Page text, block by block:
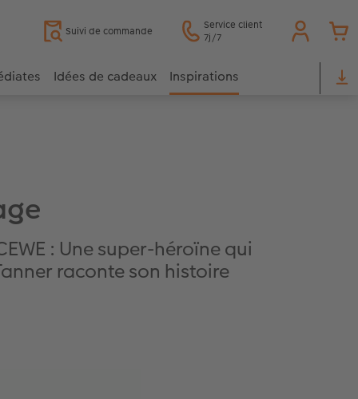
Suivi de commande
Service client
7j/7
Idées de cadeaux Inspirations
: Une super-héroïne qui
raconte son histoire